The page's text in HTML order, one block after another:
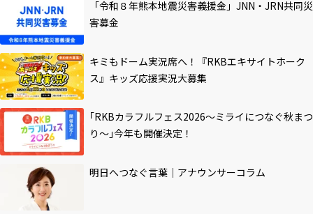
「令和８年熊本地震災害義援金」JNN・JRN共同災
害募金
キミもドーム実況席へ！『RKBエキサイトホーク
ス』キッズ応援実況大募集
｢RKBカラフルフェス2026～ミライにつなぐ秋まつ
り～｣今年も開催決定！
明日へつなぐ言葉｜アナウンサーコラム